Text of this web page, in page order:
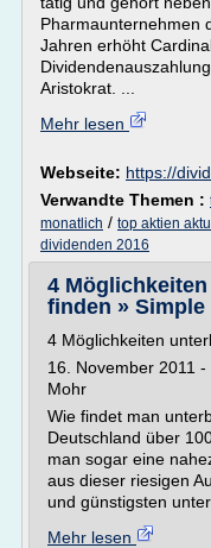
Pharmaunternehmen
Jahren erhöht
Aristokrat. ...
Mehr lesen
Webseite: https://
Verwandte Themen :
monatlich / top aktien
dividenden 2016
4
finden » Simple
4 Möglichkeiten
16. November 2011
Mohr
Wie findet man
Deutschland über
man sogar eine
aus dieser riesigen
und günstigsten
Mehr lesen